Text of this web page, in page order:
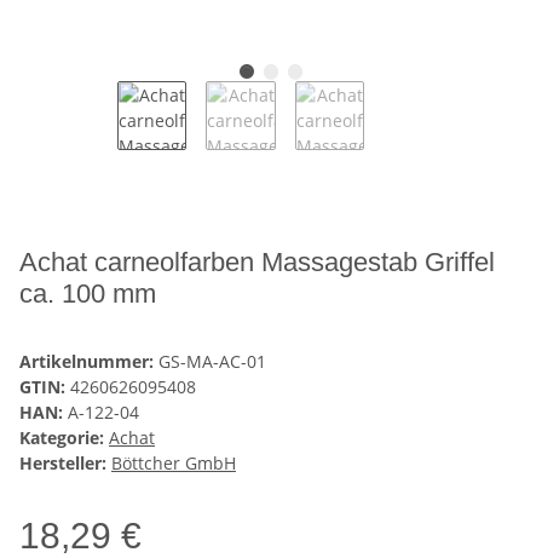
Achat carneolfarben Massagestab Griffel
ca. 100 mm
Artikelnummer: GS-MA-AC-01
GTIN: 4260626095408
HAN: A-122-04
Kategorie: Achat
Hersteller: Böttcher GmbH
18,29 €